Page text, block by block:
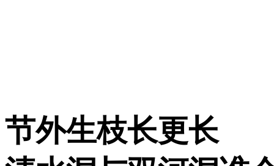
节外生枝长更长